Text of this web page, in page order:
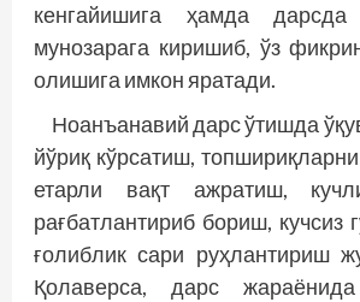
кенгайишига ҳамда
мунозарага киришиб, ўз
олишига имкон яратади.
Ноанъанавий дарс ўтишда
йўриқ кўрсатиш,
етарли вақт ажратиш,
рағбатлантириб бориш, кучсиз
ғолиб­лик сари руҳлантириш
Қолаверса, дарс жараёнида